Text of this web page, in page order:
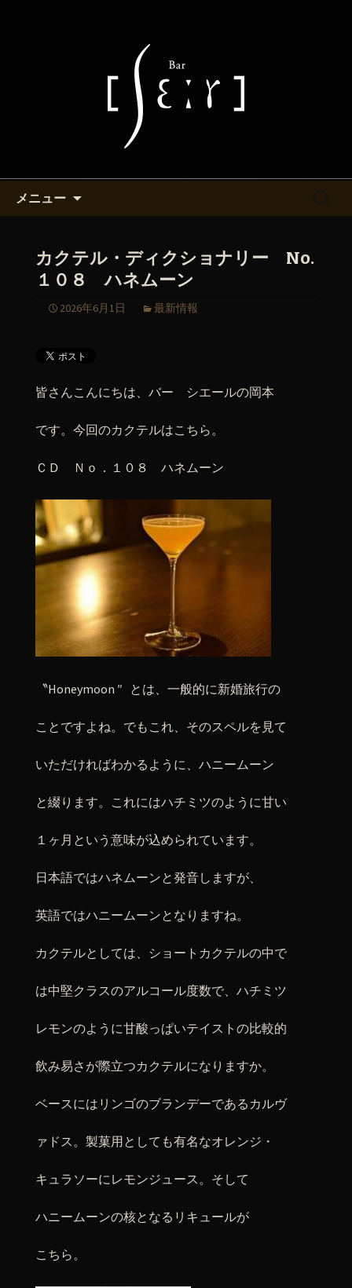
池袋西口付近にあるバーシエー
ルのマスターが書くブログ
メニュー
カクテル・ディクショナリー No.
１０８ ハネムーン
2026年6月1日 最新情報
皆さんこんにちは、バー シエールの岡本
です。今回のカクテルはこちら。
ＣＤ Ｎｏ．１０８ ハネムーン
〝Honeymoon ″ とは、一般的に新婚旅行の
ことですよね。でもこれ、そのスペルを見て
いただければわかるように、ハニームーン
と綴ります。これにはハチミツのように甘い
１ヶ月という意味が込められています。
日本語ではハネムーンと発音しますが、
英語ではハニームーンとなりますね。
カクテルとしては、ショートカクテルの中で
は中堅クラスのアルコール度数で、ハチミツ
レモンのように甘酸っぱいテイストの比較的
飲み易さが際立つカクテルになりますか。
ベースにはリンゴのブランデーであるカルヴ
ァドス。製菓用としても有名なオレンジ・
キュラソーにレモンジュース。そして
ハニームーンの核となるリキュールが
こちら。